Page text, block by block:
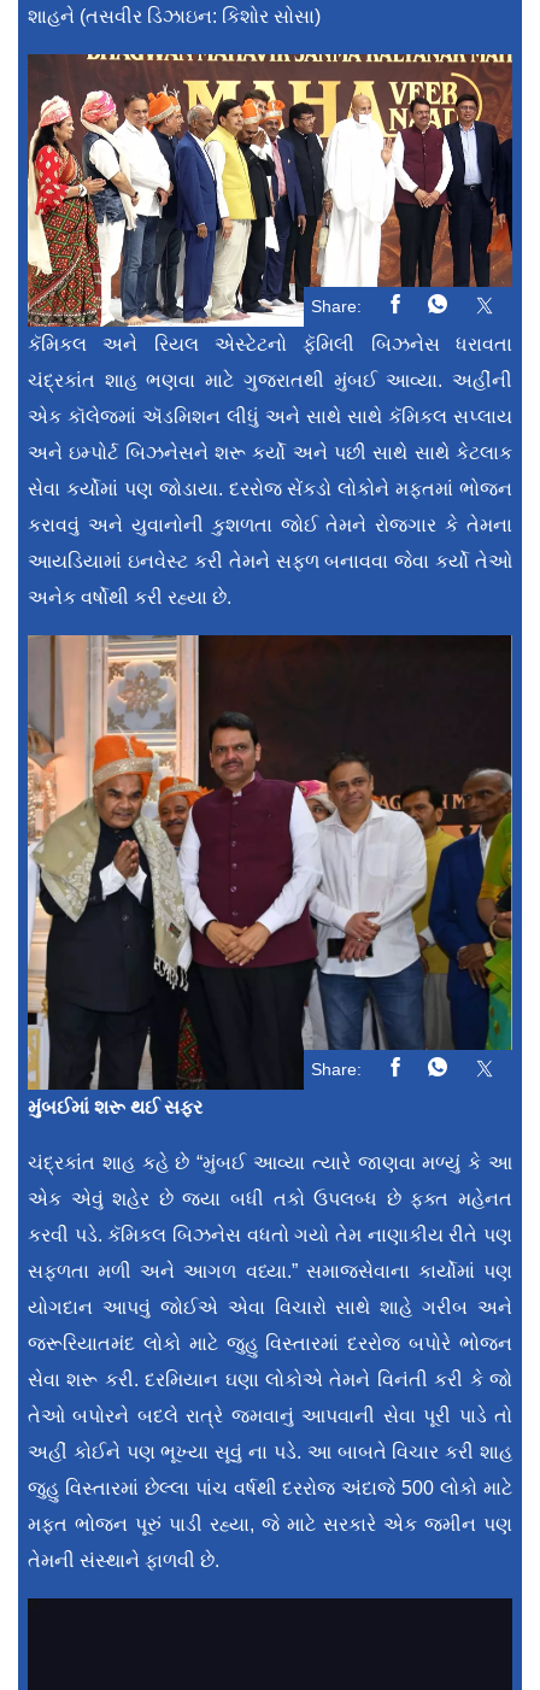
શાહને (તસવીર ડિઝાઇન: કિશોર સોસા)
Share:
કૅમિકલ અને રિયલ એસ્ટેટનો ફૅમિલી બિઝનેસ ધરાવતા
ચંદ્રકાંત શાહ ભણવા માટે ગુજરાતથી મુંબઈ આવ્યા. અહીંની
એક કૉલેજમાં ઍડમિશન લીધું અને સાથે સાથે કૅમિકલ સપ્લાય
અને ઇમ્પોર્ટ બિઝનેસને શરૂ કર્યો અને પછી સાથે સાથે કેટલાક
સેવા કર્યોમાં પણ જોડાયા. દરરોજ સેંકડો લોકોને મફતમાં ભોજન
કરાવવું અને યુવાનોની કુશળતા જોઈ તેમને રોજગાર કે તેમના
આયડિયામાં ઇનવેસ્ટ કરી તેમને સફળ બનાવવા જેવા કર્યો તેઓ
અનેક વર્ષોથી કરી રહ્યા છે.
Share:
મુંબઈમાં શરૂ થઈ સફર
ચંદ્રકાંત શાહ કહે છે “મુંબઈ આવ્યા ત્યારે જાણવા મળ્યું કે આ
એક એવું શહેર છે જ્યા બધી તકો ઉપલબ્ધ છે ફક્ત મહેનત
કરવી પડે. કૅમિકલ બિઝનેસ વધતો ગયો તેમ નાણાકીય રીતે પણ
સફળતા મળી અને આગળ વધ્યા.” સમાજસેવાના કાર્યોમાં પણ
યોગદાન આપવું જોઈએ એવા વિચારો સાથે શાહે ગરીબ અને
જરૂરિયાતમંદ લોકો માટે જુહુ વિસ્તારમાં દરરોજ બપોરે ભોજન
સેવા શરૂ કરી. દરમિયાન ઘણા લોકોએ તેમને વિનંતી કરી કે જો
તેઓ બપોરને બદલે રાત્રે જમવાનું આપવાની સેવા પૂરી પાડે તો
અહીં કોઈને પણ ભૂખ્યા સૂવું ના પડે. આ બાબતે વિચાર કરી શાહ
જુહુ વિસ્તારમાં છેલ્લા પાંચ વર્ષથી દરરોજ અંદાજે 500 લોકો માટે
મફત ભોજન પૂરું પાડી રહ્યા, જે માટે સરકારે એક જમીન પણ
તેમની સંસ્થાને ફાળવી છે.